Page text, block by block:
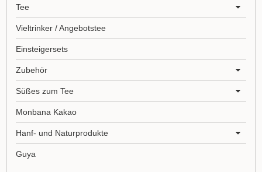
Tee
Vieltrinker / Angebotstee
Einsteigersets
Zubehör
Süßes zum Tee
Monbana Kakao
Hanf- und Naturprodukte
Guya